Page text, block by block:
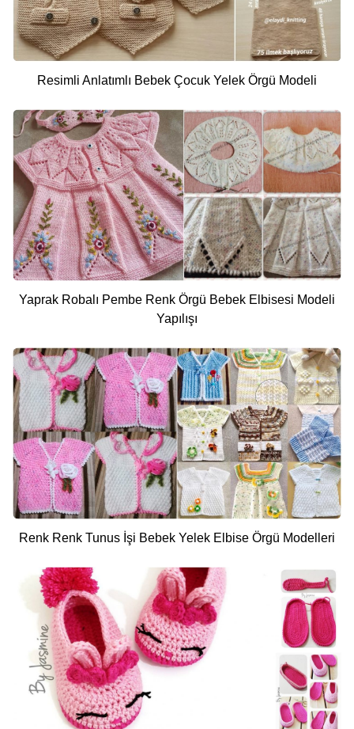
Resimli Anlatımlı Bebek Çocuk Yelek Örgü Modeli
Yaprak Robalı Pembe Renk Örgü Bebek Elbisesi Modeli
Yapılışı
Renk Renk Tunus İşi Bebek Yelek Elbise Örgü Modelleri